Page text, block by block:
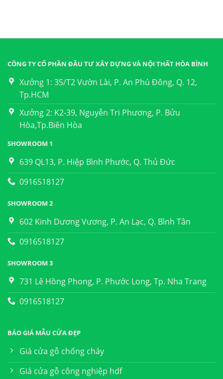
CÔNG TY CỔ PHẦN ĐẦU TƯ XÂY DỰNG VÀ NỘI THẤT HÒA BÌNH
Xưởng 1: 35/T2 Vườn Lài, P. An Phú Đông, Q. 12,
Tp.HCM
Xưởng 2: K2-39, Nguyễn Tri Phương, P. Bửu
Hòa,Tp.Biên Hòa
SHOWROOM 1
639 QL13, P. Hiệp Bình Phước, Q. Thủ Đức
0916518127
SHOWROOM 2
602 Kinh Dương Vương, P. An Lạc, Q. Bình Tân
0916518127
SHOWROOM 3
731 Lê Hồng Phong, P. Phước Long, Tp. Nha Trang
0916518127
BÁO GIÁ MẪU CỬA ĐẸP
Giá cửa gỗ chống cháy
Giá cửa gỗ công nghiệp hdf